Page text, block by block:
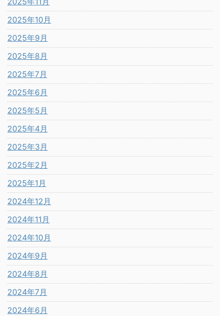
2025年10月
2025年9月
2025年8月
2025年7月
2025年6月
2025年5月
2025年4月
2025年3月
2025年2月
2025年1月
2024年12月
2024年11月
2024年10月
2024年9月
2024年8月
2024年7月
2024年6月